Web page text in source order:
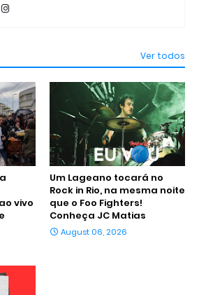
Ver todos
vivo
Um Lageano tocará no
Rock in Rio, na mesma noite
que o Foo Fighters!
Conheça JC Matias
August 06, 2026